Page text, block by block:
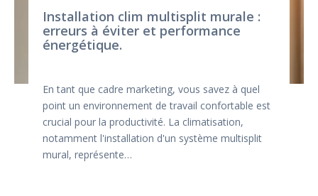
Installation clim multisplit murale :
erreurs à éviter et performance
énergétique.
En tant que cadre marketing, vous savez à quel
point un environnement de travail confortable est
crucial pour la productivité. La climatisation,
notamment l'installation d'un système multisplit
mural, représente…